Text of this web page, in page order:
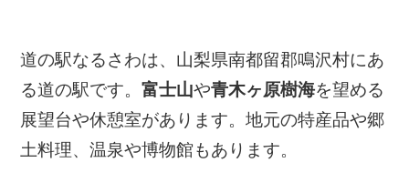
道の駅なるさわは、山梨県南都留郡鳴沢村にあ
る道の駅です。富士山や青木ヶ原樹海を望める
展望台や休憩室があります。地元の特産品や郷
土料理、温泉や博物館もあります。